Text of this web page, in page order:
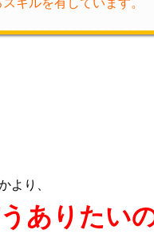
より、
ありたい